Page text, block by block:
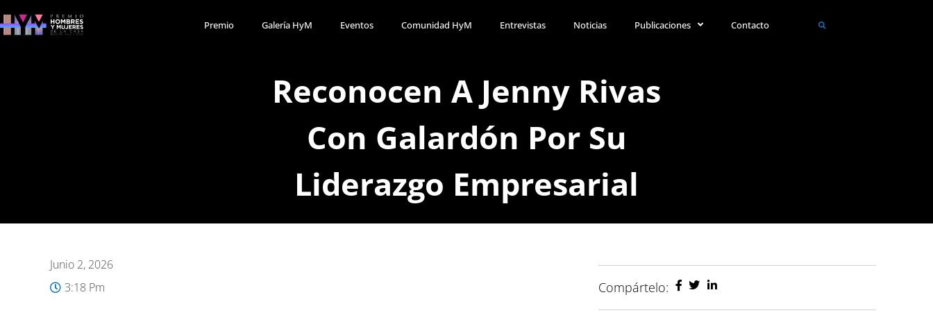
Premio Galería HyM Eventos Comunidad HyM Entrevistas Noticias Publicaciones Contacto
Reconocen A Jenny Rivas
Con Galardón Por Su
Liderazgo Empresarial
Junio 2, 2026
3:18 Pm
Compártelo: